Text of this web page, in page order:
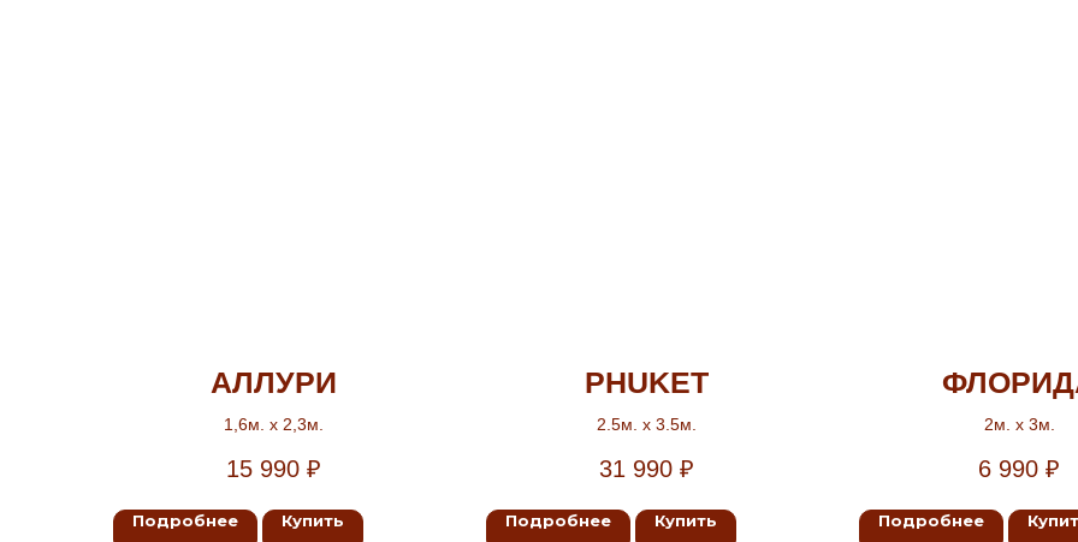
AЛЛУРИ
1,6м. х 2,3м.
15 990 ₽
Подробнее Купить
PHUKET
2.5м. х 3.5м.
31 990 ₽
Подробнее Купить
2м. х 3м.
6 990 ₽
Подробнее